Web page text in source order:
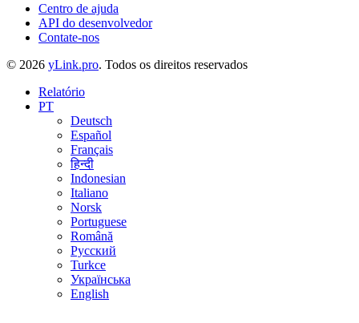
Centro de ajuda
API do desenvolvedor
Contate-nos
© 2026 yLink.pro. Todos os direitos reservados
Relatório
PT
Deutsch
Español
Français
हिन्दी
Indonesian
Italiano
Norsk
Portuguese
Română
Русский
Turkce
Українська
English